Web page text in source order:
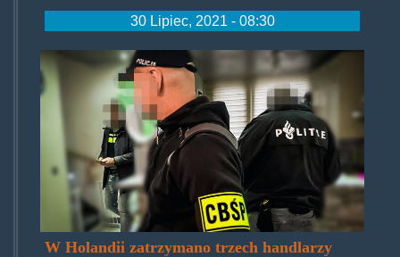
30 Lipiec, 2021 - 08:30
cbspnowecostam.jpg
W Holandii zatrzymano trzech handlarzy